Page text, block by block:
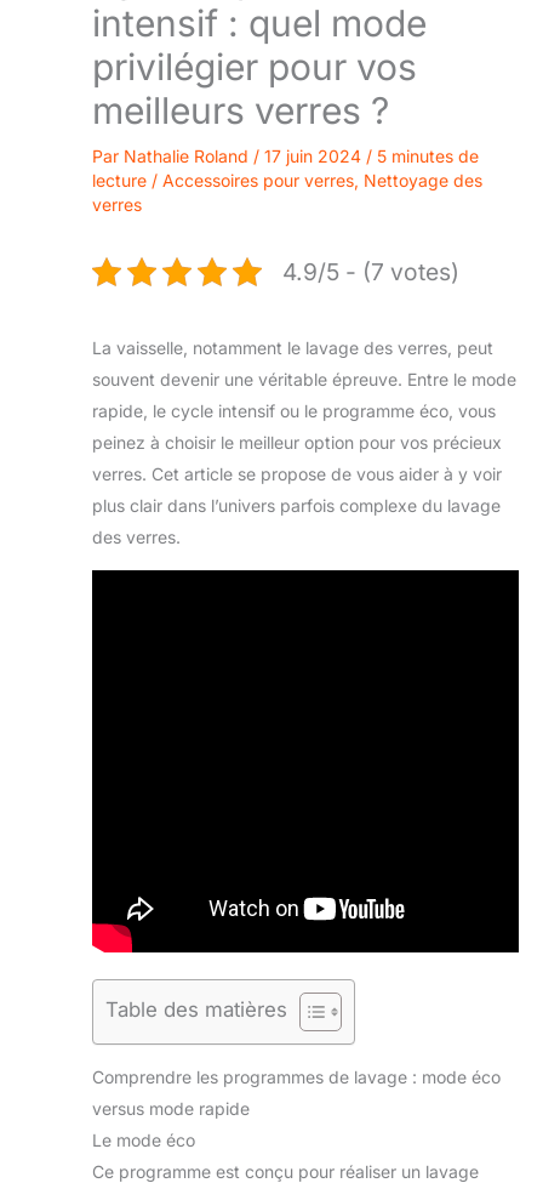
intensif : quel mode
privilégier pour vos
meilleurs verres ?
Par Nathalie Roland / 17 juin 2024 / 5 minutes de
lecture / Accessoires pour verres, Nettoyage des
verres
4.9/5 - (7 votes)
La vaisselle, notamment le lavage des verres, peut
souvent devenir une véritable épreuve. Entre le mode
rapide, le cycle intensif ou le programme éco, vous
peinez à choisir le meilleur option pour vos précieux
verres. Cet article se propose de vous aider à y voir
plus clair dans l’univers parfois complexe du lavage
des verres.
Table des matières
Comprendre les programmes de lavage : mode éco
versus mode rapide
Le mode éco
Ce programme est conçu pour réaliser un lavage